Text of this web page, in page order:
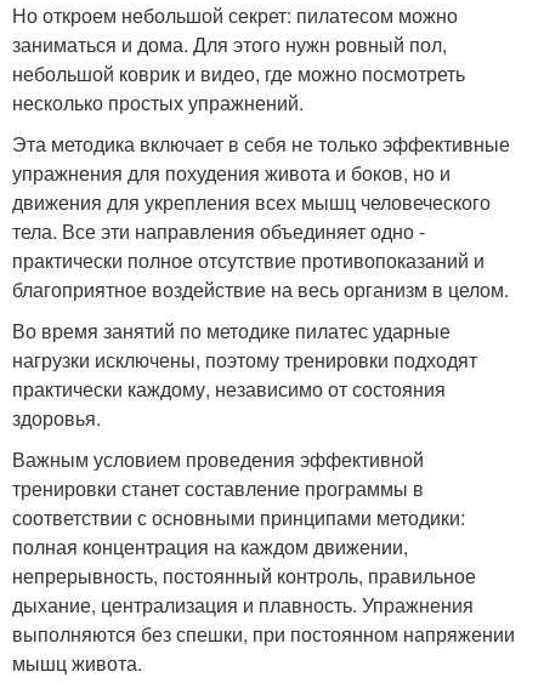
Но откроем небольшой секрет: пилатесом можно
заниматься и дома. Для этого нужн ровный пол,
небольшой коврик и видео, где можно посмотреть
несколько простых упражнений.
Эта методика включает в себя не только эффективные
упражнения для похудения живота и боков, но и
движения для укрепления всех мышц человеческого
тела. Все эти направления объединяет одно -
практически полное отсутствие противопоказаний и
благоприятное воздействие на весь организм в целом.
Во время занятий по методике пилатес ударные
нагрузки исключены, поэтому тренировки подходят
практически каждому, независимо от состояния
здоровья.
Важным условием проведения эффективной
тренировки станет составление программы в
соответствии с основными принципами методики:
полная концентрация на каждом движении,
непрерывность, постоянный контроль, правильное
дыхание, централизация и плавность. Упражнения
выполняются без спешки, при постоянном напряжении
мышц живота.